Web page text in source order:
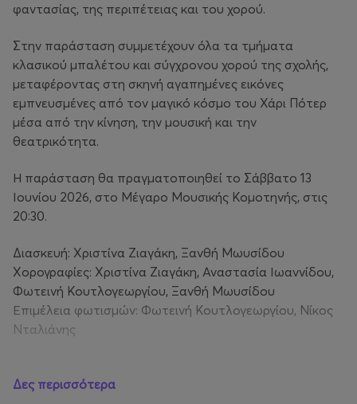
φαντασίας, της περιπέτειας και του χορού.
Στην παράσταση συμμετέχουν όλα τα τμήματα
κλασικού μπαλέτου και σύγχρονου χορού της σχολής,
μεταφέροντας στη σκηνή αγαπημένες εικόνες
εμπνευσμένες από τον μαγικό κόσμο του Χάρι Πότερ
μέσα από την κίνηση, την μουσική και την
θεατρικότητα.
Η παράσταση θα πραγματοποιηθεί το Σάββατο 13
Ιουνίου 2026, στο Μέγαρο Μουσικής Κομοτηνής, στις
20:30.
Διασκευή: Χριστίνα Ζιαγάκη, Ξανθή Μωυσίδου
Χορογραφίες: Χριστίνα Ζιαγάκη, Αναστασία Ιωαννίδου,
Φωτεινή Κουτλογεωργίου, Ξανθή Μωυσίδου
Επιμέλεια φωτισμών: Φωτεινή Κουτλογεωργίου, Νίκος
Νταλιάνης
Δες περισσότερα